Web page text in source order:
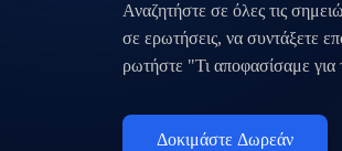
Αναζητήστε σε όλες τις
σε ερωτήσεις, να συντάξετε
ρωτήστε "Τι αποφασίσαμε για
Δοκιμάστε Δωρεάν